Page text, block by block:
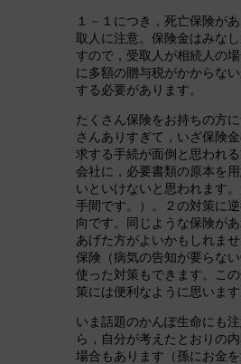
１－１につき，死亡保険が
取人に注意。保険金はみな
すので，受取人が相続人の
に多額の贈与税がかからな
する必要があります。
たくさん保険をお持ちの方
さんありすぎて，いざ保険
求する手続が面倒と思われ
会社に，必要書類の原本を
いといけないと思われます
手間です。）。２の対策に
向です。同じような保険が
あげた方がよいかもしれま
保険（病気の告知が要らな
使った対策もできます。こ
策には便利なように思います
いま話題のかんぽ生命にも
ら，自分が考えたとおりの
場合もあります（孫にお金